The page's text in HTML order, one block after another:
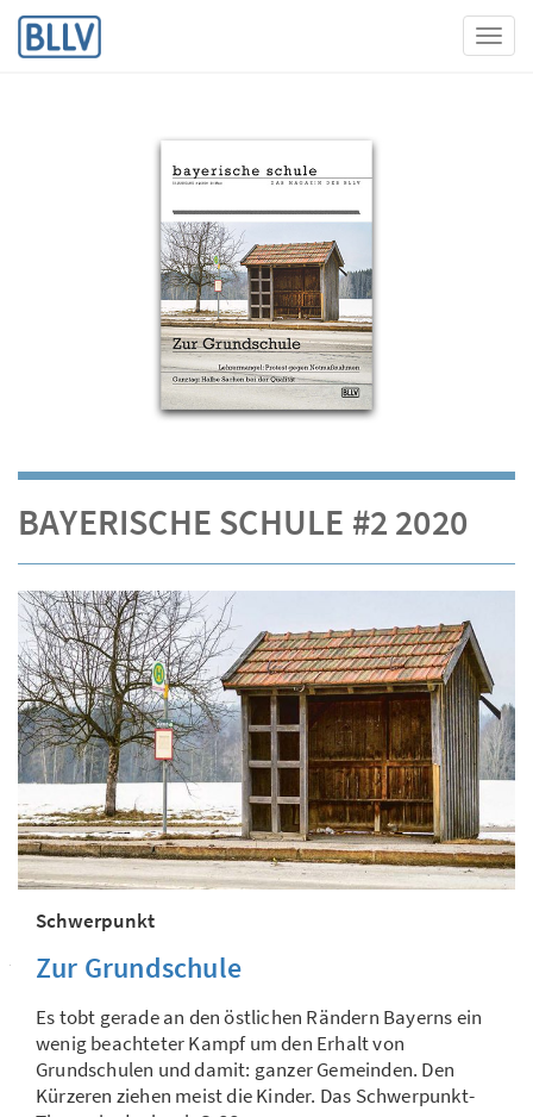
BAYERISCHE SCHULE #2 2020
Schwerpunkt
Zur Grundschule
Es tobt gerade an den östlichen Rändern Bayerns ein
wenig beachteter Kampf um den Erhalt von
Grundschulen und damit: ganzer Gemeinden. Den
Kürzeren ziehen meist die Kinder. Das Schwerpunkt-